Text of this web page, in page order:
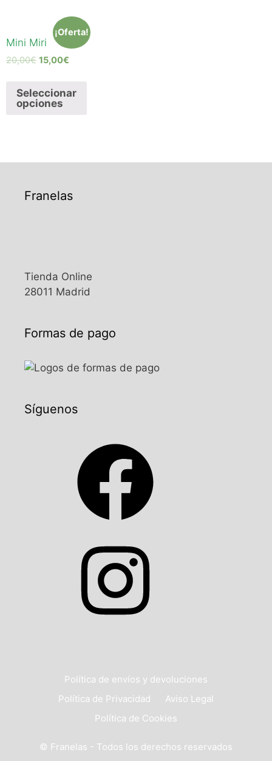
¡Oferta!
Mini Miri
20,00€ 15,00€
Seleccionar
opciones
Franelas
Tienda Online
28011 Madrid
Formas de pago
Síguenos
Política de envíos y devoluciones
Política de Privacidad
Aviso Legal
Política de Cookies
© Franelas - Todos los derechos reservados